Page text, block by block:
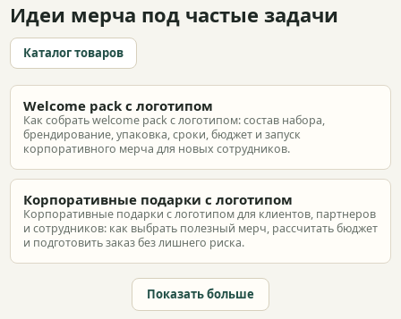
Идеи мерча под частые задачи
Каталог товаров
Welcome pack с логотипом
Как собрать welcome pack с логотипом: состав набора,
брендирование, упаковка, сроки, бюджет и запуск
корпоративного мерча для новых сотрудников.
Корпоративные подарки с логотипом
Корпоративные подарки с логотипом для клиентов, партнеров
и сотрудников: как выбрать полезный мерч, рассчитать бюджет
и подготовить заказ без лишнего риска.
Показать больше